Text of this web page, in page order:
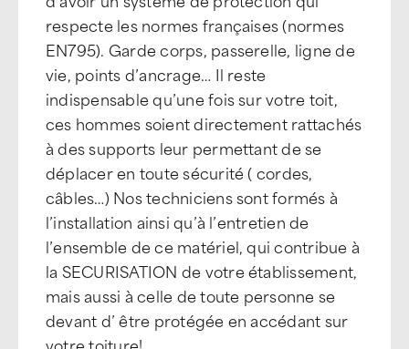
respecte les normes françaises (normes
EN795). Garde corps, passerelle, ligne de
vie, points d’ancrage… Il reste
indispensable qu’une fois sur votre toit,
ces hommes soient directement rattachés
à des supports leur permettant de se
déplacer en toute sécurité ( cordes,
câbles…) Nos techniciens sont formés à
l’installation ainsi qu’à l’entretien de
l’ensemble de ce matériel, qui contribue à
la SECURISATION de votre établissement,
mais aussi à celle de toute personne se
devant d’ être protégée en accédant sur